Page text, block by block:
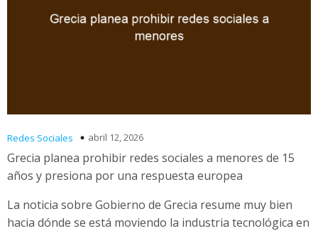
Redes Sociales abril 12, 2026
Grecia planea prohibir redes sociales a menores de 15
años y presiona por una respuesta europea
La noticia sobre Gobierno de Grecia resume muy bien
hacia dónde se está moviendo la industria tecnológica en